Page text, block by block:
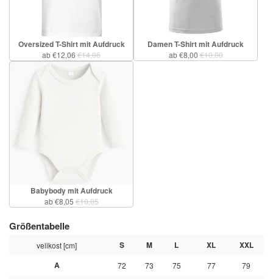
Oversized T-Shirt mit Aufdruck
ab €12,06 €14,06
Damen T-Shirt mit Aufdruck
ab €8,00€10,00
Babybody mit Aufdruck
ab €8,05€10,05
Größentabelle
velikost [cm] S M L XL
XXL
A
72 73 75 77 79